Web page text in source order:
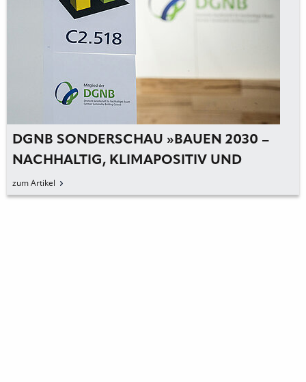
DGNB SONDERSCHAU »BAUEN 2030 –
NACHHALTIG, KLIMAPOSITIV UND
ZIRKULÄR« AUF DER BAU
zum Artikel